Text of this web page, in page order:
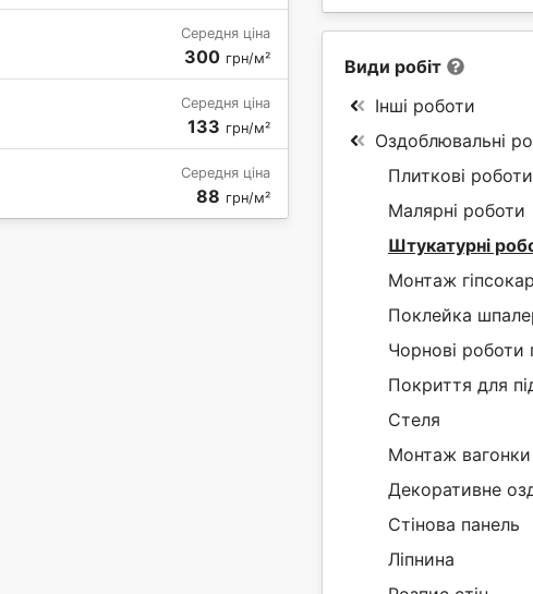
Середня ціна
300 грн/м²
Середня ціна
133 грн/м²
Середня ціна
88 грн/м²
Види робіт
Інші роботи
Оздоблювальні
Плиткові роботи
Малярні роботи
Штукатурні
Монтаж
Поклейка
Чорнові роботи
Покриття для
Стеля
Монтаж вагонки
Декоративне
Стінова панель
Ліпнина